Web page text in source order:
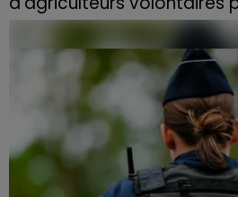
Face à la sécheresse et aux
la Chambre d'agriculture des
aux agriculteurs volontaires pour